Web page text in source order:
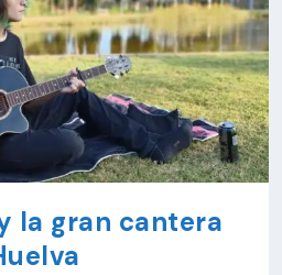
la gran cantera